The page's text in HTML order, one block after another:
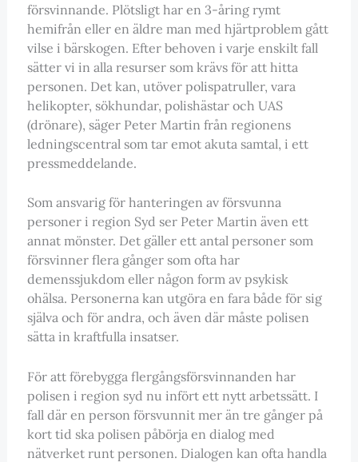
försvinnande. Plötsligt har en 3-åring rymt
hemifrån eller en äldre man med hjärtproblem gått
vilse i bärskogen. Efter behoven i varje enskilt fall
sätter vi in alla resurser som krävs för att hitta
personen. Det kan, utöver polispatruller, vara
helikopter, sökhundar, polishästar och UAS
(drönare), säger Peter Martin från regionens
ledningscentral som tar emot akuta samtal, i ett
pressmeddelande.
Som ansvarig för hanteringen av försvunna
personer i region Syd ser Peter Martin även ett
annat mönster. Det gäller ett antal personer som
försvinner flera gånger som ofta har
demenssjukdom eller någon form av psykisk
ohälsa. Personerna kan utgöra en fara både för sig
själva och för andra, och även där måste polisen
sätta in kraftfulla insatser.
För att förebygga flergångsförsvinnanden har
polisen i region syd nu infört ett nytt arbetssätt. I
fall där en person försvunnit mer än tre gånger på
kort tid ska polisen påbörja en dialog med
nätverket runt personen. Dialogen kan ofta handla